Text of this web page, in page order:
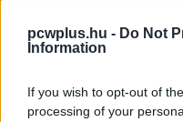
pcwplus.hu - Do Not
Information
If you wish to opt-out of
processing of your
Egy
|